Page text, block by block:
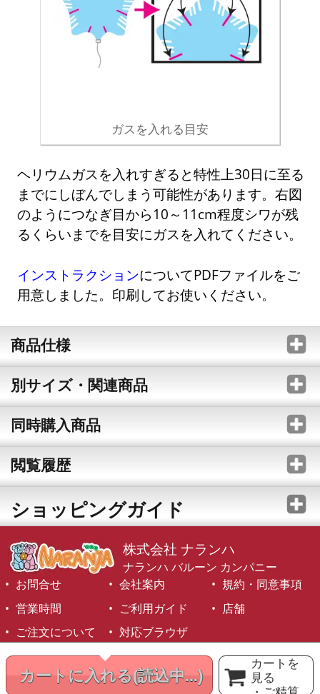
カートに入れる(読込中...)
カートを
見る
ガスを入れる目安
ヘリウムガスを入れすぎると特性上30日に至る
までにしぼんでしまう可能性があります。右図
のようにつなぎ目から10～11cm程度シワが残
るくらいまでを目安にガスを入れてください。
インストラクションについてPDFファイルをご
用意しました。印刷してお使いください。
商品仕様
別サイズ・関連商品
同時購入商品
閲覧履歴
ショッピングガイド
株式会社 ナランハ
ナランハ バルーン カンパニー
お問合せ
会社案内
規約・同意事項
営業時間
ご利用ガイド
店舗
ご注文について
対応ブラウザ
©1999-2026 NARANJA Inc. All Rights Reserved.